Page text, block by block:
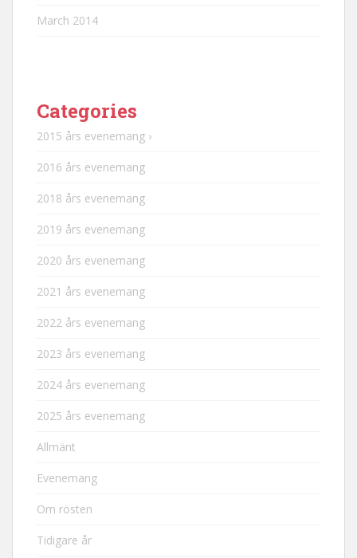
March 2014
Categories
2015 års evenemang ›
2016 års evenemang
2018 års evenemang
2019 års evenemang
2020 års evenemang
2021 års evenemang
2022 års evenemang
2023 års evenemang
2024 års evenemang
2025 års evenemang
Allmänt
Evenemang
Om rösten
Tidigare år